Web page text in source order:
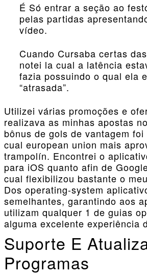
É Só entrar a seção ao
pelas partidas
vídeo.
Cuando Cursaba certas
notei la cual a latência
fazia possuindo o qual ela
“atrasada”.
Utilizei várias promoções e
realizava as minhas apostas
bônus de gols de vantagem
cual european union mais
trampolín. Encontrei o
para iOS quanto afin de
cual flexibilizou bastante o
Dos operating-system
semelhantes, garantindo aos
utilizam qualquer 1 de guias
alguma excelente experiência
Suporte E
Programas